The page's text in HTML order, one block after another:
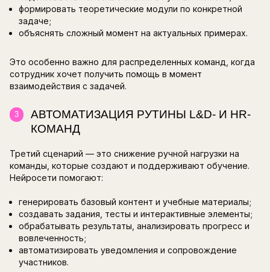
развитие сотрудников более гибким и
Рассмотрели несколько кейсов, где это
1
ПЕРСОНАЛИЗАЦИЯ ОБУЧЕНИЯ
СОТРУДНИКОВ
Один из самых востребованных сценариев
— адаптация обучения под конкретного
курсы, ИИ способен строить индивидуальные
образовательные траектории, которые
Это значит, что каждый получит именно тот
задания, которые нужны ему здесь и сейчас.
Такой подход помогает удерживать
разрыв между потребностями сотрудника и